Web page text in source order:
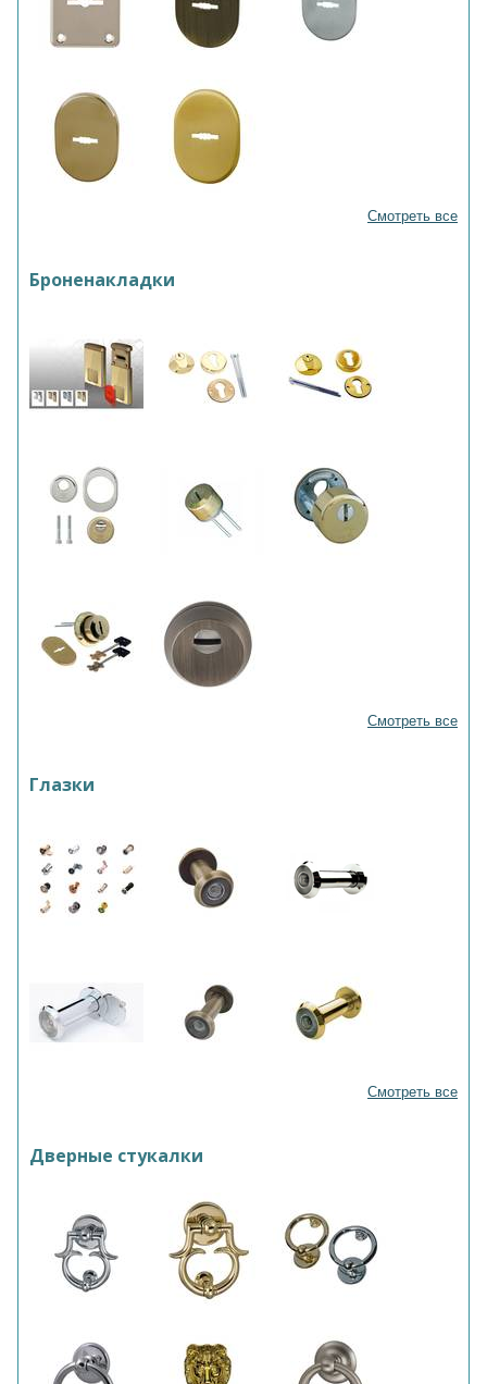
Смотреть все
Броненакладки
Смотреть все
Глазки
Смотреть все
Дверные стукалки